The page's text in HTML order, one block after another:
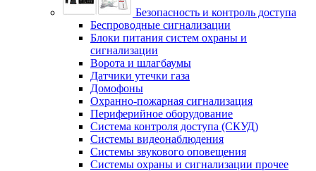
Безопасность и контроль доступа
Беспроводные сигнализации
Блоки питания систем охраны и
сигнализации
Ворота и шлагбаумы
Датчики утечки газа
Домофоны
Охранно-пожарная сигнализация
Периферийное оборудование
Система контроля доступа (СКУД)
Системы видеонаблюдения
Системы звукового оповещения
Системы охраны и сигнализации прочее